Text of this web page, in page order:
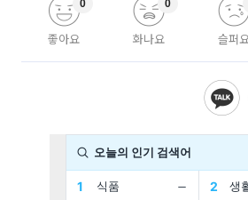
좋아요
0
화나요
0
슬퍼